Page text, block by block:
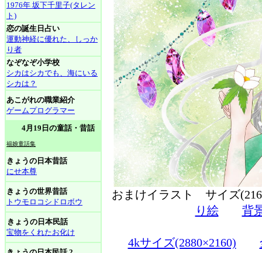
1976年 坂下千里子(タレン
ト)
恋の誕生日占い
運動神経に優れた、しっか
り者
なぞなぞ小学校
シカはシカでも、海にいる
シカは？
あこがれの職業紹介
ゲームプログラマー
4月19日の童話・昔話
福娘童話集
きょうの日本昔話
にせ本尊
きょうの世界昔話
トウモロコシドロボウ
きょうの日本民話
宝物をくれたお化け
おまけイラスト サイズ
り絵
背
4kサイズ(2880×2160)